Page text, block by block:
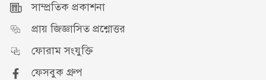
সাম্প্রতিক প্রকাশনা
প্রায় জিজ্ঞাসিত প্রশ্নোত্তর
ফোরাম সংযুক্তি
ফেসবুক গ্রুপ